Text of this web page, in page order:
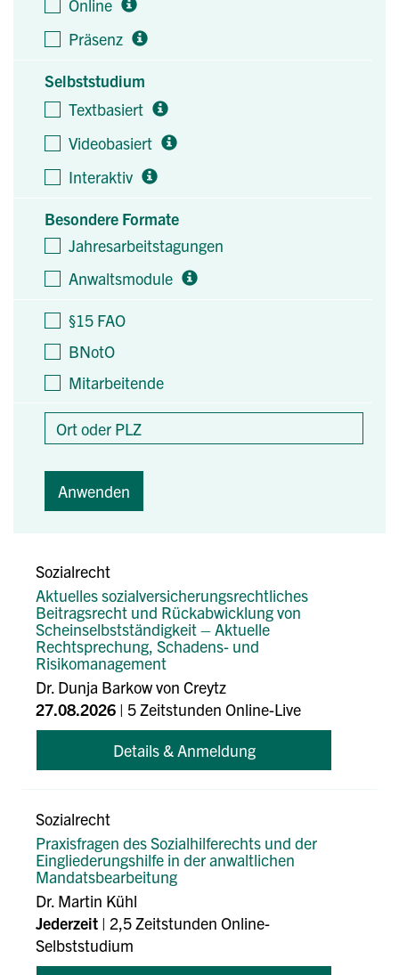
Online
Präsenz
Selbststudium
Textbasiert
Videobasiert
Interaktiv
Besondere Formate
Jahresarbeitstagungen
Anwaltsmodule
§15 FAO
BNotO
Mitarbeitende
Anwenden
Sozialrecht
Aktuelles sozialversicherungsrechtliches
Beitragsrecht und Rückabwicklung von
Scheinselbstständigkeit – Aktuelle
Rechtsprechung, Schadens- und
Risikomanagement
Dr. Dunja Barkow von Creytz
27.08.2026 | 5 Zeitstunden Online-Live
Details & Anmeldung
Sozialrecht
Praxisfragen des Sozialhilferechts und der
Eingliederungshilfe in der anwaltlichen
Mandatsbearbeitung
Dr. Martin Kühl
Jederzeit | 2,5 Zeitstunden Online-
Selbststudium